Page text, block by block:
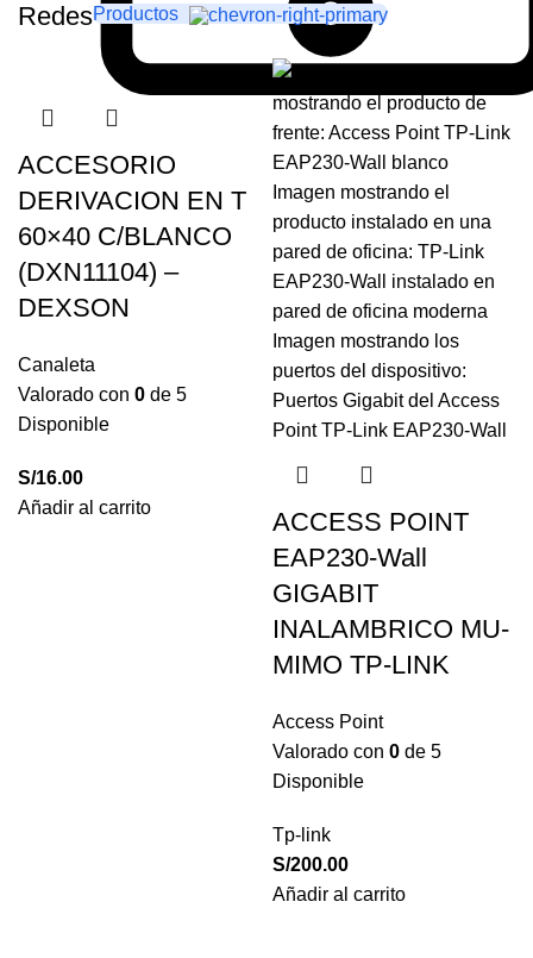
RedesProductos
ACCESORIO
DERIVACION EN T
60×40 C/BLANCO
(DXN11104) –
DEXSON
Canaleta
Valorado con 0 de 5
Disponible
S/16.00
Añadir al carrito
ACCESS POINT
EAP230-Wall
GIGABIT
INALAMBRICO MU-
MIMO TP-LINK
Access Point
Valorado con 0 de 5
Disponible
Tp-link
S/200.00
Añadir al carrito